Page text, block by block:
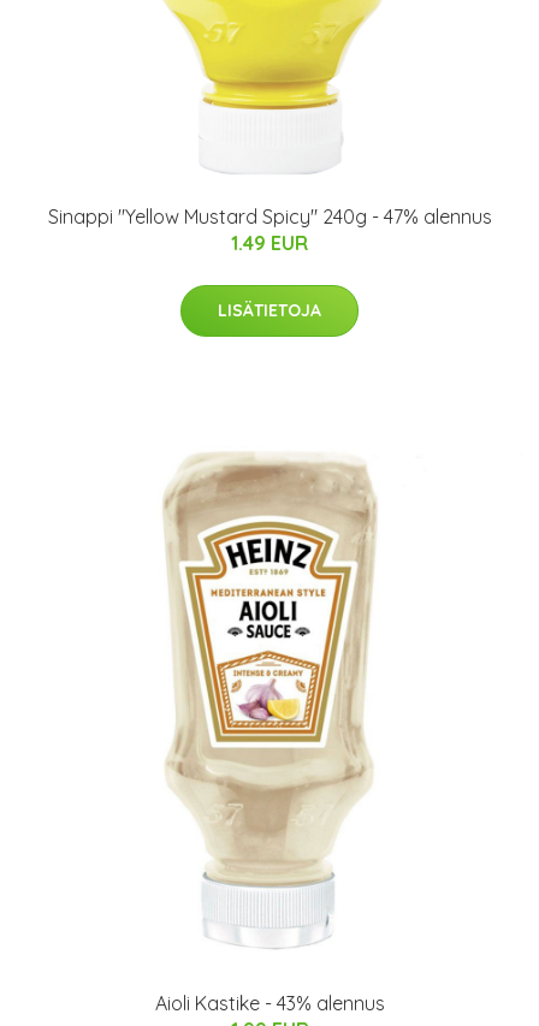
Sinappi "Yellow Mustard Spicy" 240g - 47% alennus
1.49 EUR
LISÄTIETOJA
Aioli Kastike - 43% alennus